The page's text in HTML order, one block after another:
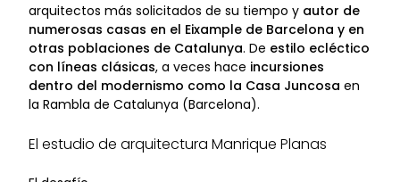
arquitectos más solicitados de su tiempo y autor de
numerosas casas en el Eixample de Barcelona y en
otras poblaciones de Catalunya. De estilo ecléctico
con líneas clásicas, a veces hace incursiones
dentro del modernismo como la Casa Juncosa en
la Rambla de Catalunya (Barcelona).
El estudio de arquitectura Manrique Planas